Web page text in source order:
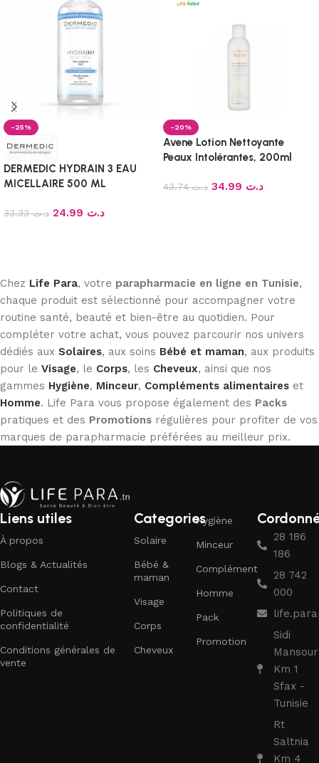
-25%
DERMEDIC HYDRAIN 3 EAU
MICELLAIRE 500 ML
د.ت33.33 د.ت
-20%
Avene Lotion Nettoyante
Peaux Intolérantes, 200ml
د.ت43.74 د.ت
Chez Life Para, votre parapharmacie en ligne en Tunisie,
chaque produit est sélectionné pour accompagner votre
routine santé, beauté et bien-être au quotidien. Pour
compléter votre achat, vous pouvez parcourir nos univers
dédiés aux Solaires, aux soins Bébé et maman, aux produits
pour le Visage, le Corps, les Cheveux, ainsi que nos
gammes Hygiène, Minceur, Compléments alimentaires et
Homme. Life Para vous propose également des Packs
pratiques et des Promotions régulières pour profiter de vos
marques de parapharmacie préférées au meilleur prix.
Liens utiles
À propos
Blogs & Actualités
Contact
Politiques de
confidentialité
Conditions générales de
vente
Categories
Solaire
Bébé &
maman
Visage
Corps
Cheveux
Hygiène
Minceur
Complément
Homme
Pack
Promotion
28 186
186
28 742
000
Sidi
Mansour
Km 1
Sfax -
Tunisie
Rt
Saltnia
Km 4